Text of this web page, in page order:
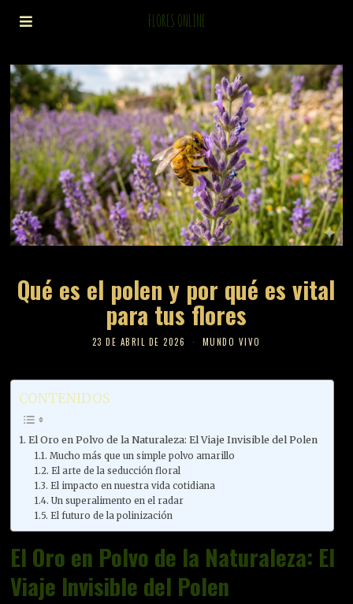
FLORES ONLINE
Qué es el polen y por qué es vital
para tus flores
23 DE ABRIL DE 2026 MUNDO VIVO
CONTENIDOS
El Oro en Polvo de la Naturaleza: El Viaje Invisible del Polen
Mucho más que un simple polvo amarillo
El arte de la seducción floral
El impacto en nuestra vida cotidiana
Un superalimento en el radar
El futuro de la polinización
El Oro en Polvo de la Naturaleza: El
Viaje Invisible del Polen